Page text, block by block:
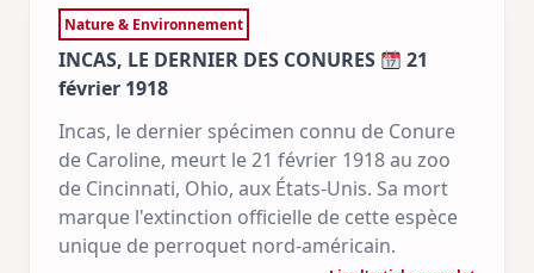
Nature & Environnement
INCAS, LE DERNIER DES CONURES
21
février 1918
Incas, le dernier spécimen connu de Conure
de Caroline, meurt le 21 février 1918 au zoo
de Cincinnati, Ohio, aux États-Unis. Sa mort
marque l'extinction officielle de cette espèce
unique de perroquet nord-américain.